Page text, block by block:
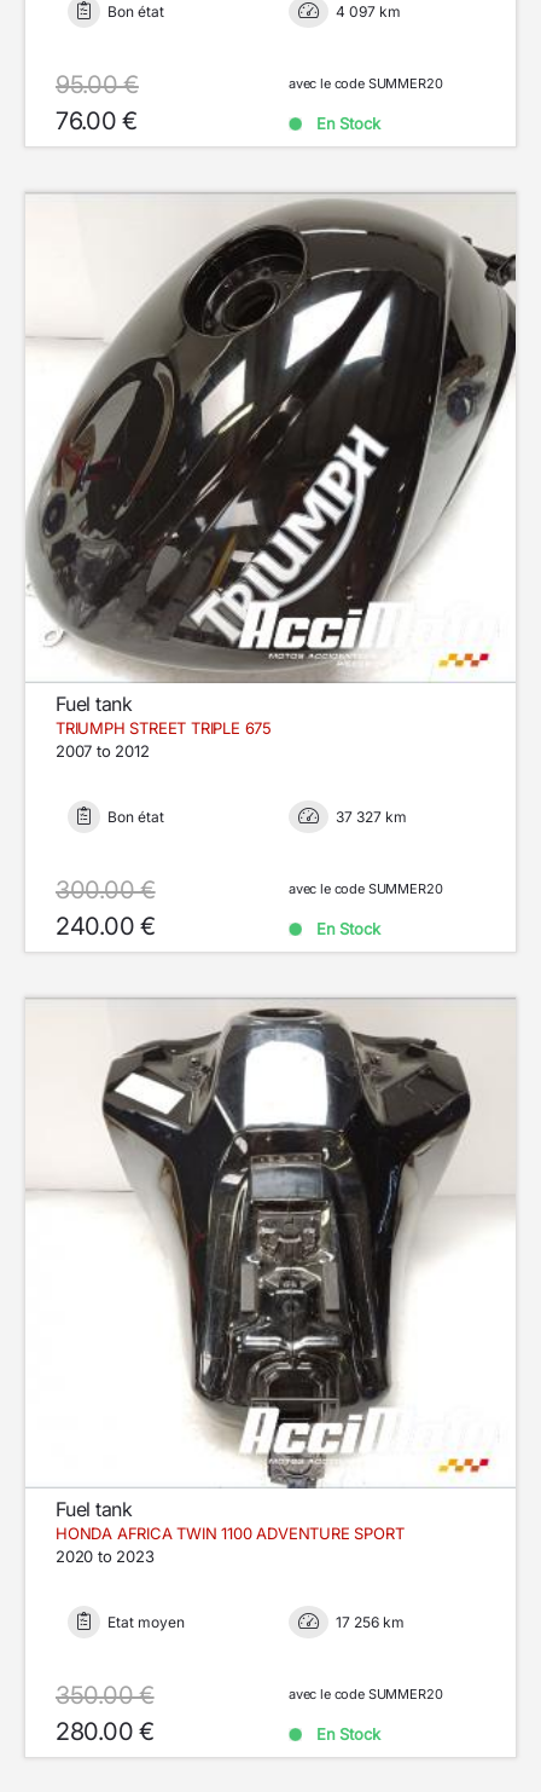
Bon état 4 097 km
95.00 €
76.00 €
avec le code SUMMER20
En Stock
Fuel tank
TRIUMPH STREET TRIPLE 675
2007 to 2012
Bon état 37 327 km
300.00 €
240.00 €
avec le code SUMMER20
En Stock
Fuel tank
HONDA AFRICA TWIN 1100 ADVENTURE SPORT
2020 to 2023
Etat moyen 17 256 km
350.00 €
280.00 €
avec le code SUMMER20
En Stock